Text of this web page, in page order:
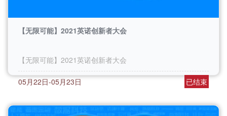
【无限可能】2021英诺创新者大会
【无限可能】2021英诺创新者大会
05月22日-05月23日 已结束